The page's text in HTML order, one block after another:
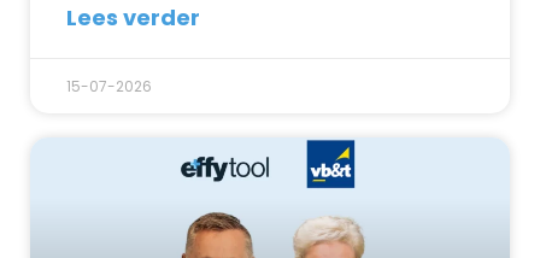
Lees verder
15-07-2026